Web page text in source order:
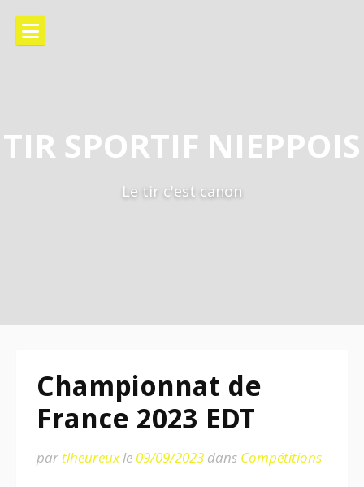
TIR SPORTIF NIEPPOIS
Le tir c'est canon
Championnat de
France 2023 EDT
par tlheureuxle 09/09/2023 dans Compétitions